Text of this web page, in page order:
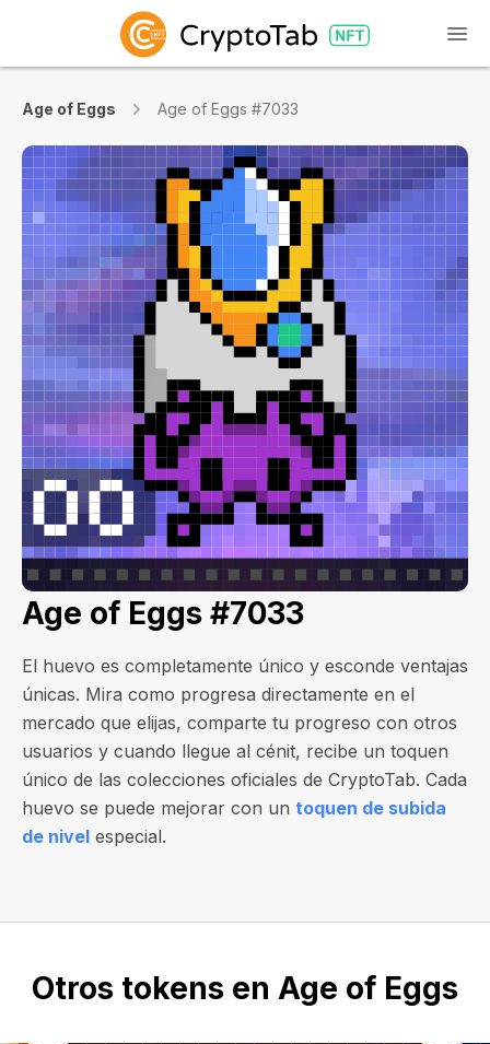
Age of Eggs Age of Eggs #7033
Age of Eggs #7033
El huevo es completamente único y esconde ventajas
únicas. Mira como progresa directamente en el
mercado que elijas, comparte tu progreso con otros
usuarios y cuando llegue al cénit, recibe un toquen
único de las colecciones oficiales de CryptoTab. Cada
huevo se puede mejorar con un toquen de subida
de nivel especial.
Otros tokens en Age of Eggs